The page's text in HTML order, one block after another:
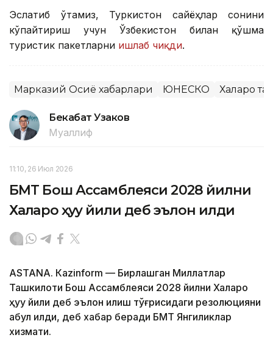
Эслатиб ўтамиз, Туркистон сайёҳлар сонини
кўпайтириш учун Ўзбекистон билан қўшма
туристик пакетларни ишлаб чиқди.
Марказий Осиё хабарлари ЮНЕСКО Халқаро
Бекабат Узаков
Муаллиф
11:10, 26 Июл 2026
БМТ Бош Ассамблеяси 2028 йилни
Халқаро ҳуқуқ йили деб эълон қилди
ASTANА. Кazinform — Бирлашган Миллатлар
Ташкилоти Бош Ассамблеяси 2028 йилни Халқаро
ҳуқуқ йили деб эълон қилиш тўғрисидаги резолюцияни
қабул қилди, деб хабар беради БМТ Янгиликлар
хизмати.